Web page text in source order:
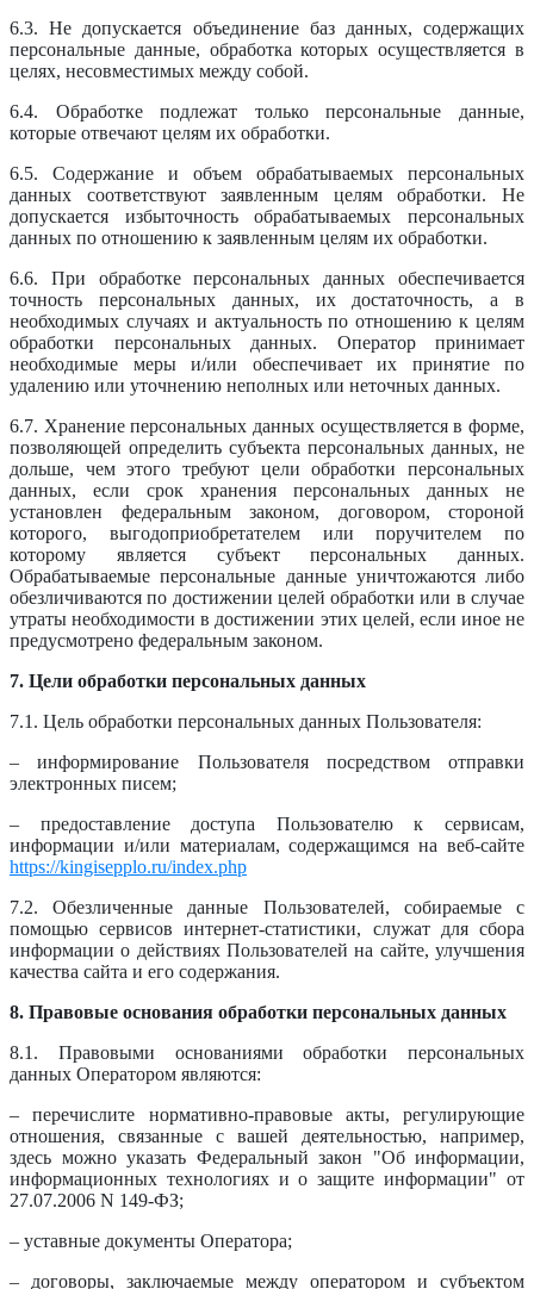
6.3. Не допускается объединение баз данных, содержащих
персональные данные, обработка которых осуществляется в
целях, несовместимых между собой.
6.4. Обработке подлежат только персональные данные,
которые отвечают целям их обработки.
6.5. Содержание и объем обрабатываемых персональных
данных соответствуют заявленным целям обработки. Не
допускается избыточность обрабатываемых персональных
данных по отношению к заявленным целям их обработки.
6.6. При обработке персональных данных обеспечивается
точность персональных данных, их достаточность, а в
необходимых случаях и актуальность по отношению к целям
обработки персональных данных. Оператор принимает
необходимые меры и/или обеспечивает их принятие по
удалению или уточнению неполных или неточных данных.
6.7. Хранение персональных данных осуществляется в форме,
позволяющей определить субъекта персональных данных, не
дольше, чем этого требуют цели обработки персональных
данных, если срок хранения персональных данных не
установлен федеральным законом, договором, стороной
которого, выгодоприобретателем или поручителем по
которому является субъект персональных данных.
Обрабатываемые персональные данные уничтожаются либо
обезличиваются по достижении целей обработки или в случае
утраты необходимости в достижении этих целей, если иное не
предусмотрено федеральным законом.
7. Цели обработки персональных данных
7.1. Цель обработки персональных данных Пользователя:
– информирование Пользователя посредством отправки
электронных писем;
– предоставление доступа Пользователю к сервисам,
информации и/или материалам, содержащимся на веб-сайте
https://kingisepplo.ru/index.php
7.2. Обезличенные данные Пользователей, собираемые с
помощью сервисов интернет-статистики, служат для сбора
информации о действиях Пользователей на сайте, улучшения
качества сайта и его содержания.
8. Правовые основания обработки персональных данных
8.1. Правовыми основаниями обработки персональных
данных Оператором являются:
– перечислите нормативно-правовые акты, регулирующие
отношения, связанные с вашей деятельностью, например,
здесь можно указать Федеральный закон "Об информации,
информационных технологиях и о защите информации" от
27.07.2006 N 149-ФЗ;
– уставные документы Оператора;
– договоры, заключаемые между оператором и субъектом